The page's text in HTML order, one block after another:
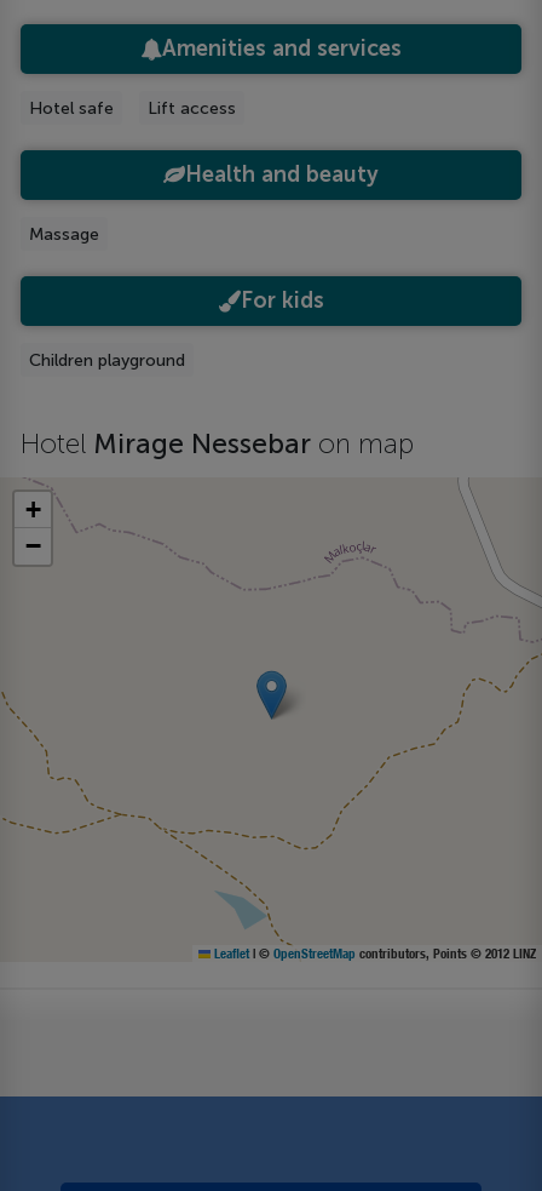
Amenities and services
Hotel safe Lift access
Health and beauty
Massage
For kids
Children playground
Hotel Mirage Nessebar on map
+
−
Leaflet | © OpenStreetMap contributors, Points © 2012 LINZ